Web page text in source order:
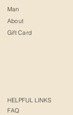
Man
About
Gift Card
HELPFUL LINKS
FAQ